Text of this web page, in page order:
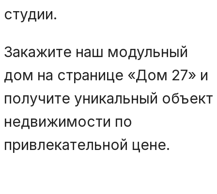
студии.
Закажите наш модульный
дом на странице «Дом 27» и
получите уникальный объект
недвижимости по
привлекательной цене.